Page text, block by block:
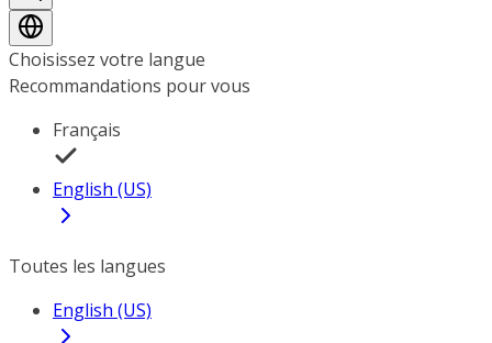
Choisissez votre langue
Recommandations pour vous
Français
English (US)
Toutes les langues
English (US)